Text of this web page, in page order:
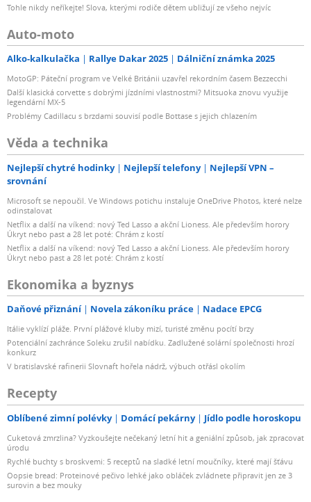
Tohle nikdy neříkejte! Slova, kterými rodiče dětem ubližují ze všeho nejvíc
Auto-moto
Alko-kalkulačka Rallye Dakar 2025 Dálniční známka 2025
MotoGP: Páteční program ve Velké Británii uzavřel rekordním časem Bezzecchi
Další klasická corvette s dobrými jízdními vlastnostmi? Mitsuoka znovu využije
legendární MX-5
Problémy Cadillacu s brzdami souvisí podle Bottase s jejich chlazením
Věda a technika
Nejlepší chytré hodinky Nejlepší telefony
Nejlepší VPN –
srovnání
Microsoft se nepoučil. Ve Windows potichu instaluje OneDrive Photos, které nelze
odinstalovat
Netflix a další na víkend: nový Ted Lasso a akční Lioness. Ale především horory
Úkryt nebo past a 28 let poté: Chrám z kostí
Netflix a další na víkend: nový Ted Lasso a akční Lioness. Ale především horory
Úkryt nebo past a 28 let poté: Chrám z kostí
Ekonomika a byznys
Daňové přiznání Novela zákoníku práce Nadace EPCG
Itálie vyklízí pláže. První plážové kluby mizí, turisté změnu pocítí brzy
Potenciální zachránce Soleku zrušil nabídku. Zadlužené solární společnosti hrozí
konkurz
V bratislavské rafinerii Slovnaft hořela nádrž, výbuch otřásl okolím
Recepty
Oblíbené zimní polévky Domácí pekárny Jídlo podle horoskopu
Cuketová zmrzlina? Vyzkoušejte nečekaný letní hit a geniální způsob, jak zpracovat
úrodu
Rychlé buchty s broskvemi: 5 receptů na sladké letní moučníky, které mají šťávu
Oopsie bread: Proteinové pečivo lehké jako obláček zvládnete připravit jen ze 3
surovin a bez mouky